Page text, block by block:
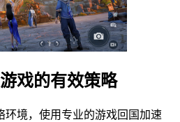
戏的有效策略
环境，使用专业的游戏回国加速